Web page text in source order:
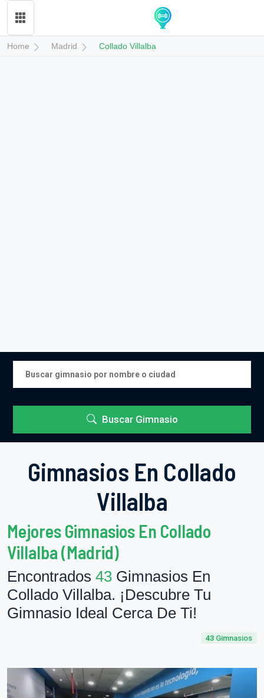
Home Madrid Collado Villalba
Buscar Gimnasio
Gimnasios En Collado
Villalba
Mejores Gimnasios En Collado
Villalba (Madrid)
Encontrados 43 Gimnasios En
Collado Villalba. ¡Descubre Tu
Gimnasio Ideal Cerca De Ti!
43 Gimnasios